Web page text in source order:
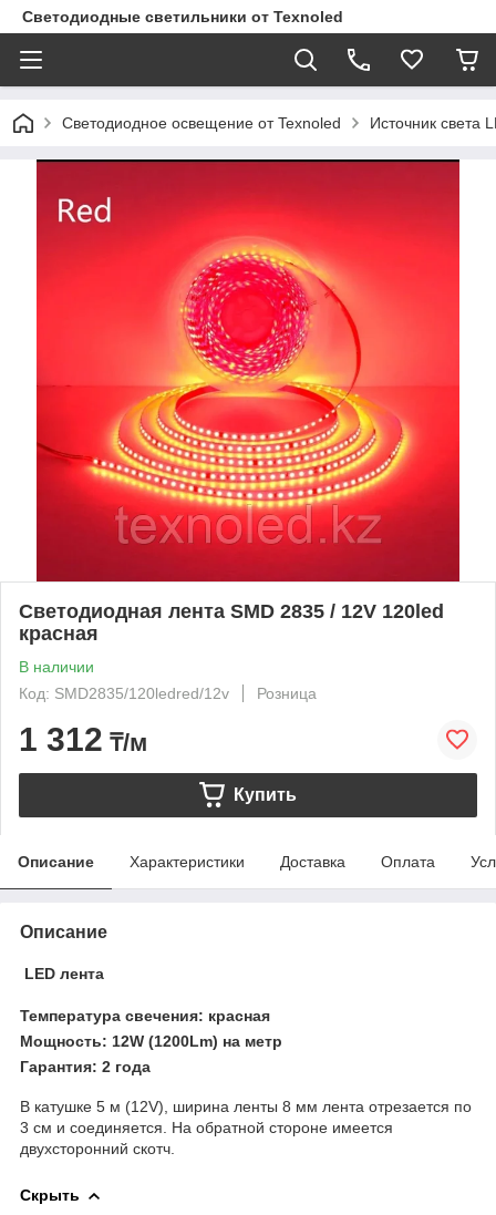
Светодиодные светильники от Texnoled
Светодиодное освещение от Texnoled Источник света
Светодиодная лента SMD 2835 / 12V 120led
красная
В наличии
Код: SMD2835/120ledred/12v
Розница
1 312 ₸/м
Купить
Описание Характеристики Доставка Оплата
Описание
LED лента
Температура свечения: красная
Мощность: 12W (1200Lm) на метр
Гарантия: 2 года
В катушке 5 м (12V), ширина ленты 8 мм лента отрезается по
3 см и соединяется. На обратной стороне имеется
двухсторонний скотч.
Скрыть